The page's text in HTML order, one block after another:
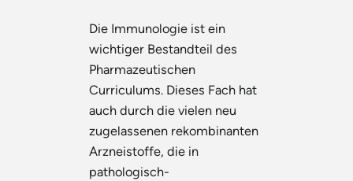
Die Immunologie ist ein
wichtiger Bestandteil des
Pharmazeutischen
Curriculums. Dieses Fach hat
auch durch die vielen neu
zugelassenen rekombinanten
Arzneistoffe, die in
pathologisch-